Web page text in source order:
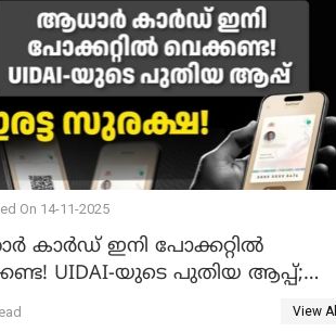
On 14-11-2025
കാർഡ് ഇനി പോക്കറ്റിൽ
UIDAI-യുടെ പുതിയ ആപ്പ്;
സുരക്ഷ!
View All